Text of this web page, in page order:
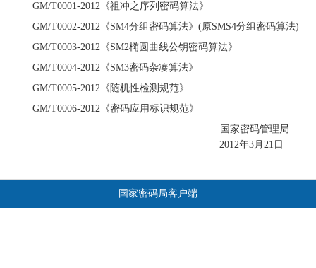
GM/T0001-2012《祖冲之序列密码算法》
GM/T0002-2012《SM4分组密码算法》(原SMS4分组密码算法)
GM/T0003-2012《SM2椭圆曲线公钥密码算法》
GM/T0004-2012《SM3密码杂凑算法》
GM/T0005-2012《随机性检测规范》
GM/T0006-2012《密码应用标识规范》
国家密码管理局
2012年3月21日
国家密码局客户端